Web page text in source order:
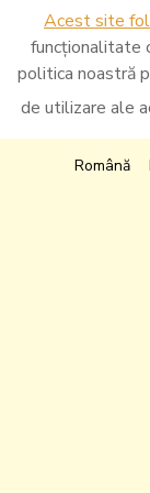
Acest site
funcționalitate
politica noastră
de utilizare ale
Română